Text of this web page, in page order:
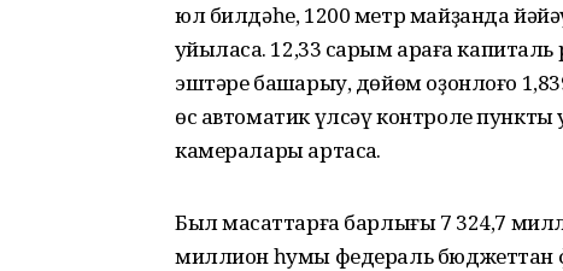
юл билдәһе, 1200 метр майҙанда
ҡуйыласаҡ. 12,33 саҡрым араға
эштәре башҡарыу, дөйөм оҙонлоғо
өс автоматик үлсәү контроле пункты
камералары артасаҡ.
Был маҡсаттарға барлығы 7 324,7
миллион һумы федераль бюджеттан